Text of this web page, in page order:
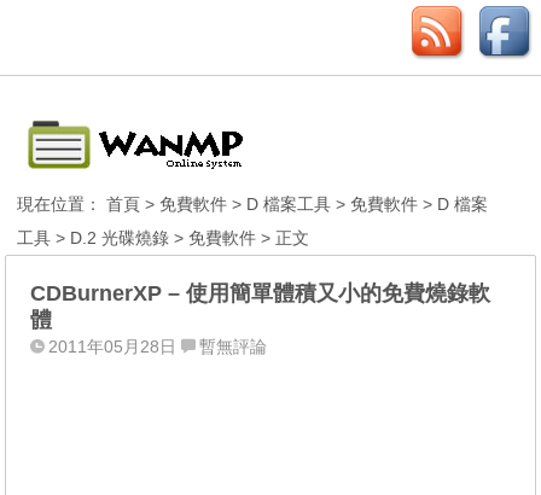
現在位置：首頁 >免費軟件 > D 檔案工具 >免費軟件 > D 檔案
工具 > D.2 光碟燒錄 >免費軟件 > 正文
CDBurnerXP – 使用簡單體積又小的免費燒錄軟
體
2011年05月28日 暫無評論